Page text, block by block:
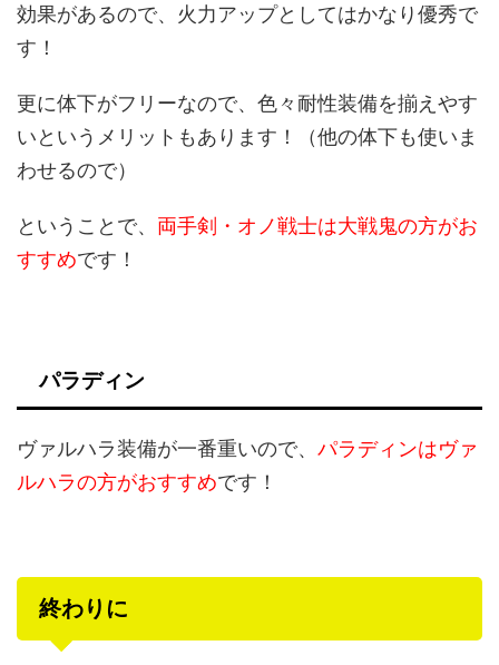
効果があるので、火力アップとしてはかなり優秀で
す！
更に体下がフリーなので、色々耐性装備を揃えやす
いというメリットもあります！（他の体下も使いま
わせるので）
ということで、 両手剣・オノ戦士は大戦鬼の方がお
すすめです！
パラディン
ヴァルハラ装備が一番重いので、 パラディンはヴァ
ルハラの方がおすすめです！
終わりに